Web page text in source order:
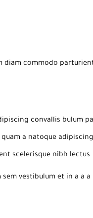
diam commodo
convallis bulum
a natoque
scelerisque nibh lectus.
sem vestibulum et in a